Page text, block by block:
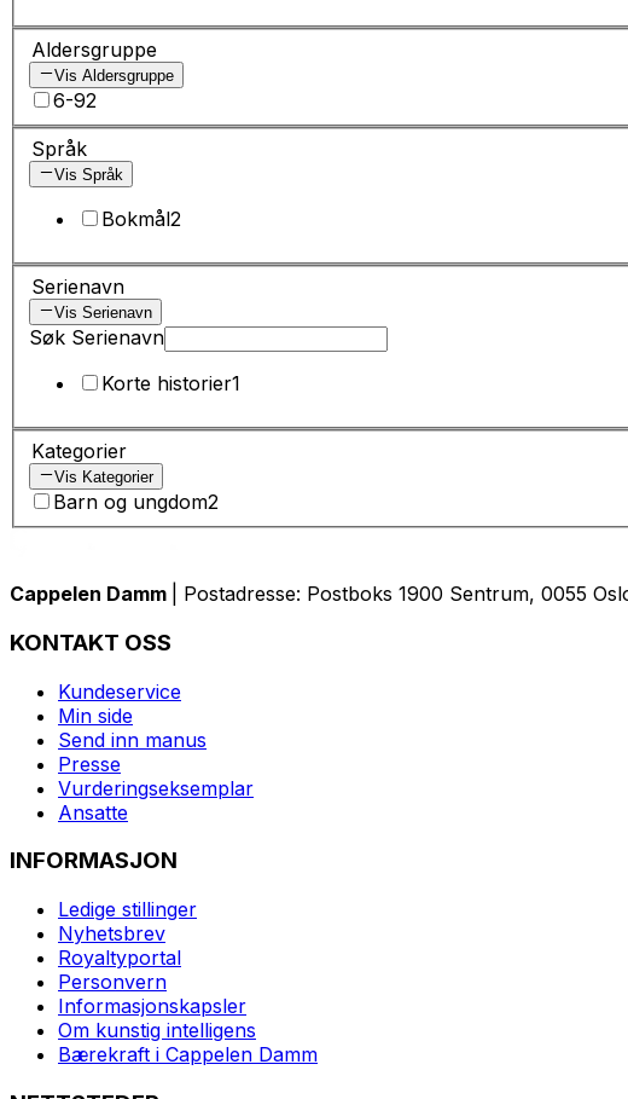
Aldersgruppe
Vis Aldersgruppe
6-92
Språk
Vis Språk
Bokmål2
Serienavn
Vis Serienavn
Søk Serienavn
Korte historier1
Kategorier
Vis Kategorier
Barn og ungdom2
Cappelen Damm | Postadresse: Postboks 1900 Sentrum, 0055
KONTAKT OSS
Kundeservice
Min side
Send inn manus
Presse
Vurderingseksemplar
Ansatte
INFORMASJON
Ledige stillinger
Nyhetsbrev
Royaltyportal
Personvern
Informasjonskapsler
Om kunstig intelligens
Bærekraft i Cappelen Damm